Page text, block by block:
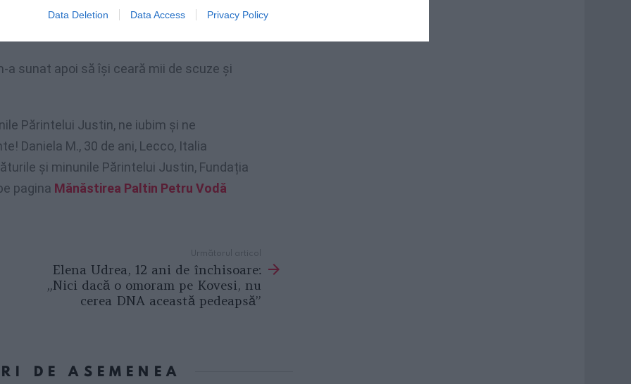
Data Deletion Data Access Privacy Policy
sufletului meu şi cu un umor caracteristic,
sunat apoi să îşi ceară mii de scuze şi
Părintelui Justin, ne iubim şi ne
Daniela M., 30 de ani, Lecco, Italia
și minunile Părintelui Justin, Fundația
pagina Mănăstirea Paltin Petru Vodă
Următorul articol
Elena Udrea, 12 ani de închisoare:
„Nici dacă o omoram pe Kovesi, nu
cerea DNA această pedeapsă”
DE ASEMENEA